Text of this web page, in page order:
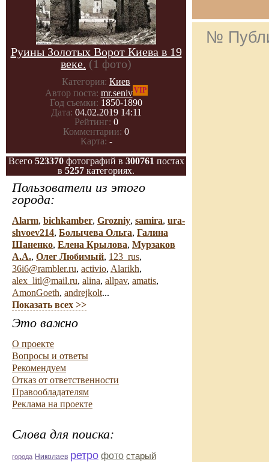
Руины Золотых Ворот Киева в 19
веке. (1 фото)
Категория: Киев
Автор поста: mr.senivVIP
Год съемки: 1850-1890
Дата: 04.02.2019 14:11
Рейтинг: 0
Комментарии: 0
Карта: -
Всего 523370фотографий в 300761 постах
в 5257 категориях.
Пользователи из этого
города:
Alarm, bichkamber, Grozniy, samira, ura-
shvoev214, Болычева Ольга, Галина
Шаненко, Елена Крылова, Мурзаков
А.А., Олег Любимый, 123_rus,
36i6@rambler.ru, activio, Alarikh,
alex_litl@mail.ru, alina, allpav, amatis,
AmonGoeth, andrejkolt...
Показать всех >>
Это важно
О проекте
Вопросы и ответы
Рекомендуем
Отказ от ответственности
Правообладателям
Реклама на проекте
Слова для поиска:
города Николаев ретро фото старый
№